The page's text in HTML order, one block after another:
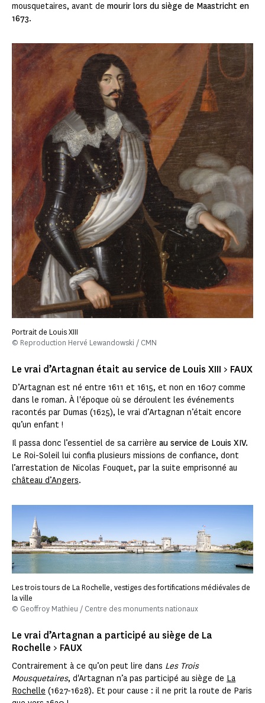
mousquetaires, avant de mourir lors du siège de Maastricht en
1673.
Portrait de Louis XIII
© Reproduction Hervé Lewandowski / CMN
Le vrai d’Artagnan était au service de Louis XIII > FAUX
D’Artagnan est né entre 1611 et 1615, et non en 1607 comme
dans le roman. À l'époque où se déroulent les événements
racontés par Dumas (1625), le vrai d’Artagnan n’était encore
qu’un enfant !
Il passa donc l’essentiel de sa carrière au service de Louis XIV.
Le Roi-Soleil lui confia plusieurs missions de confiance, dont
l’arrestation de Nicolas Fouquet, par la suite emprisonné au
château d’Angers.
Les trois tours de La Rochelle, vestiges des fortifications médiévales de
la ville
© Geoffroy Mathieu / Centre des monuments nationaux
Le vrai d’Artagnan a participé au siège de La
Rochelle > FAUX
Contrairement à ce qu’on peut lire dans Les Trois
Mousquetaires, d'Artagnan n’a pas participé au siège de La
Rochelle (1627-1628). Et pour cause : il ne prit la route de Paris